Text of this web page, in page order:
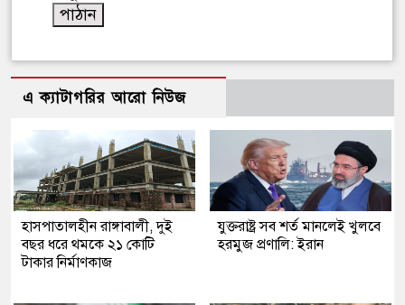
এ ক্যাটাগরির আরো নিউজ
হাসপাতালহীন রাঙ্গাবালী, দুই
বছর ধরে থমকে ২১ কোটি
টাকার নির্মাণকাজ
যুক্তরাষ্ট্র সব শর্ত মানলেই খুলবে
হরমুজ প্রণালি: ইরান